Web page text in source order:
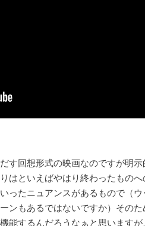
す回想形式の映画なのですが明示
はといえばやはり終わったものへ
ったニュアンスがあるもので（ウ
ンもあるではないですか）そのた
能するんだろうなぁと思いますが